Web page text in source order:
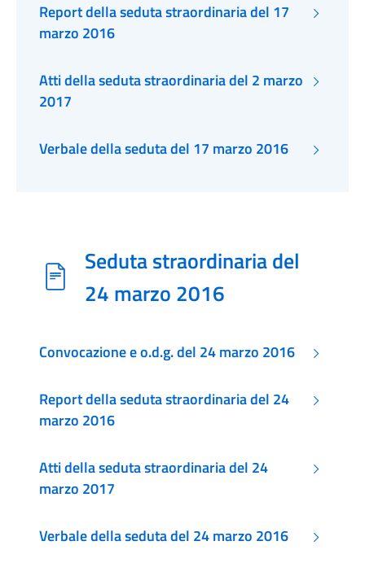
Report della seduta straordinaria del 17
marzo 2016
Atti della seduta straordinaria del 2 marzo
2017
Verbale della seduta del 17 marzo 2016
Seduta straordinaria del
24 marzo 2016
Convocazione e o.d.g. del 24 marzo 2016
Report della seduta straordinaria del 24
marzo 2016
Atti della seduta straordinaria del 24
marzo 2017
Verbale della seduta del 24 marzo 2016